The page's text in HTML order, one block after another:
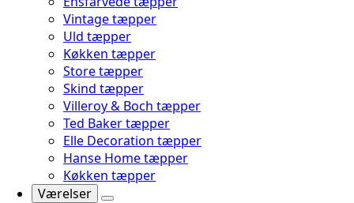
Vintage tæpper
Uld tæpper
Køkken tæpper
Store tæpper
Skind tæpper
Villeroy & Boch tæpper
Ted Baker tæpper
Elle Decoration tæpper
Hanse Home tæpper
Køkken tæpper
Værelser